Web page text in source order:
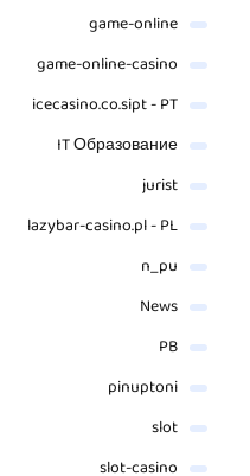
game-online
game-online-casino
icecasino.co.sipt - PT
IT Образование
jurist
lazybar-casino.pl - PL
n_pu
News
PB
pinuptoni
slot
slot-casino